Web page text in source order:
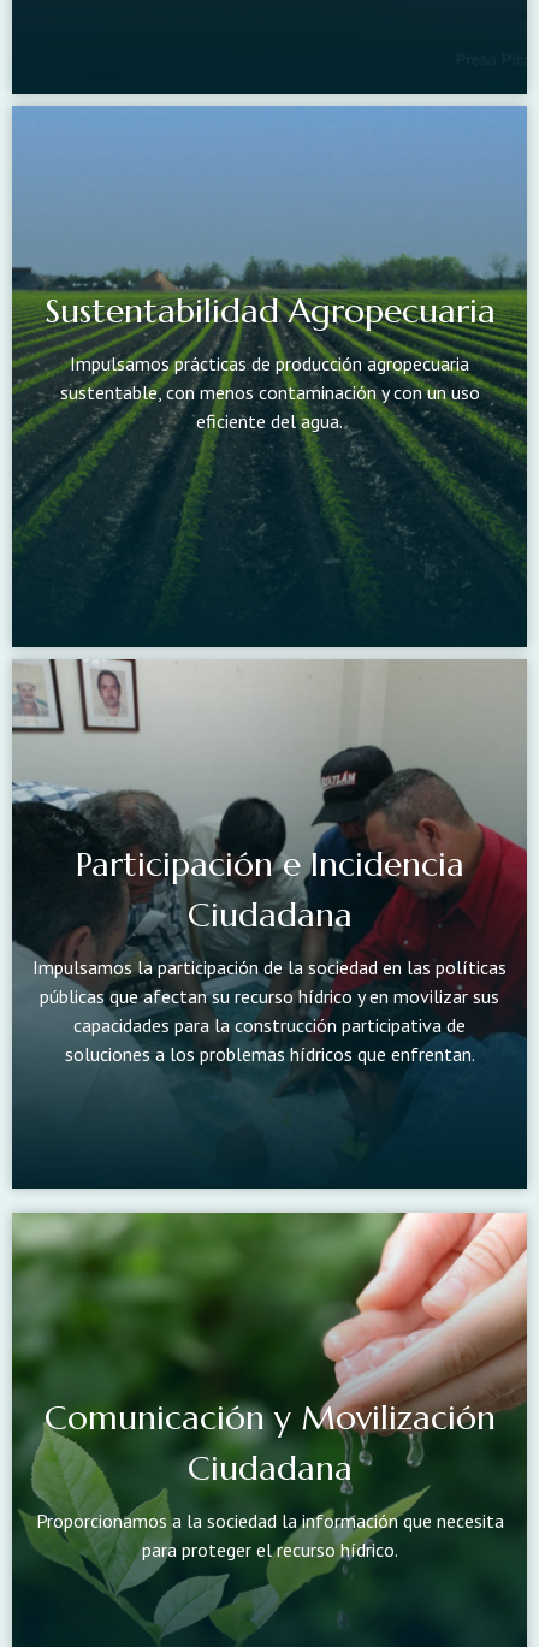
Sustentabilidad Agropecuaria
Impulsamos prácticas de producción agropecuaria
sustentable, con menos contaminación y con un uso
eficiente del agua.
Participación e Incidencia
Ciudadana
Impulsamos la participación de la sociedad en las políticas
públicas que afectan su recurso hídrico y en movilizar sus
capacidades para la construcción participativa de
soluciones a los problemas hídricos que enfrentan.
Comunicación y Movilización
Ciudadana
Proporcionamos a la sociedad la información que necesita
para proteger el recurso hídrico.